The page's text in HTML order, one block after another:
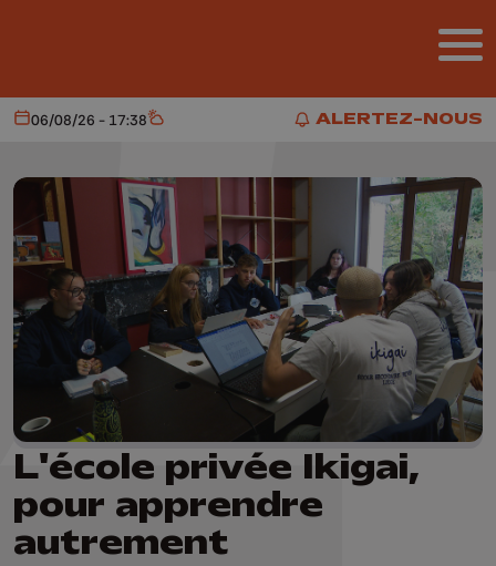
ALERTEZ-NOUS
ALERTEZ-NOUS
Aujourd'hui
06/08/26 - 17:38 Météo
L'école privée Ikigai,
pour apprendre
autrement